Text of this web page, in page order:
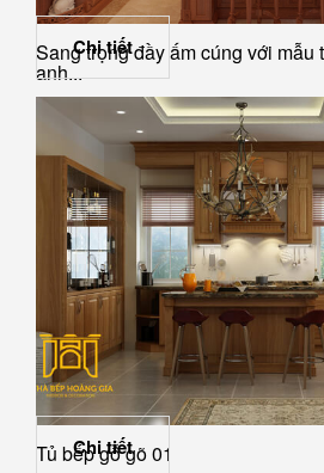
Sang trọng đầy ấm cúng với mẫu
anh...
Chi tiết
Tủ bếp gỗ gõ 01
Chi tiết